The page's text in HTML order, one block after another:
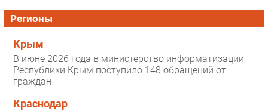
Регионы
Крым
В июне 2026 года в министерство информатизации
Республики Крым поступило 148 обращений от
граждан
Краснодар